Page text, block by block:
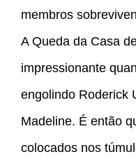
membros
A Queda da Casa
impressionante
engolindo Roderick
Madeline. É então
colocados nos